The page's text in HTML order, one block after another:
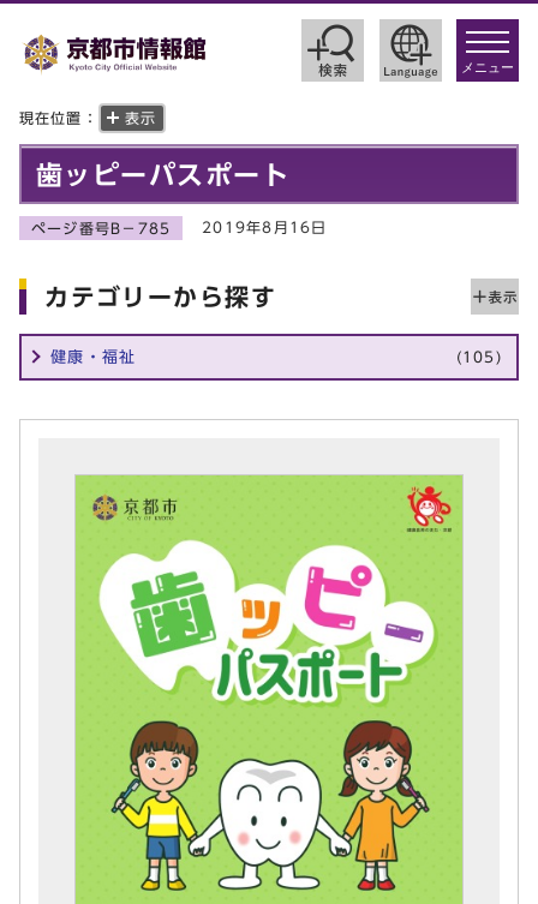
toggle
メニュー
現在位置： 表示
歯ッピーパスポート
ページ番号B－785 2019年8月16日
カテゴリーから探す
健康・福祉 (105)